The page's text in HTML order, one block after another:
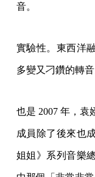
音。
實驗性。東西洋
多變又刁鑽的轉
也是 2007 年，袁
成員除了後來也
姐姐》系列音樂